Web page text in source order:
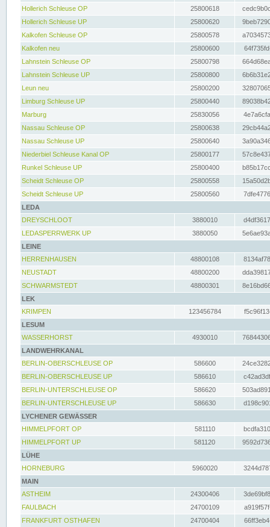
Hollerich Schleuse OP
25800618
Hollerich Schleuse UP
25800620
Kalkofen Schleuse OP
25800578
Kalkofen neu
25800600
Lahnstein Schleuse OP
25800798
Lahnstein Schleuse UP
25800800
Leun neu
25800200
Limburg Schleuse UP
25800440
Marburg
25830056
Nassau Schleuse OP
25800638
Nassau Schleuse UP
25800640
Niederbiel Schleuse Kanal OP
25800177
Runkel Schleuse UP
25800400
Scheidt Schleuse OP
25800558
Scheidt Schleuse UP
25800560
LEDA
DREYSCHLOOT
3880010
LEDASPERRWERK UP
3880050
LEINE
HERRENHAUSEN
48800108
NEUSTADT
48800200
SCHWARMSTEDT
48800301
LEK
KRIMPEN
123456784
LESUM
WASSERHORST
4930010
LANDWEHRKANAL
BERLIN-OBERSCHLEUSE OP
586600
BERLIN-OBERSCHLEUSE UP
586610
BERLIN-UNTERSCHLEUSE OP
586620
BERLIN-UNTERSCHLEUSE UP
586630
LYCHENER GEWÄSSER
HIMMELPFORT OP
581110
HIMMELPFORT UP
581120
LÜHE
HORNEBURG
5960020
MAIN
ASTHEIM
24300406
FAULBACH
24700109
FRANKFURT OSTHAFEN
24700404